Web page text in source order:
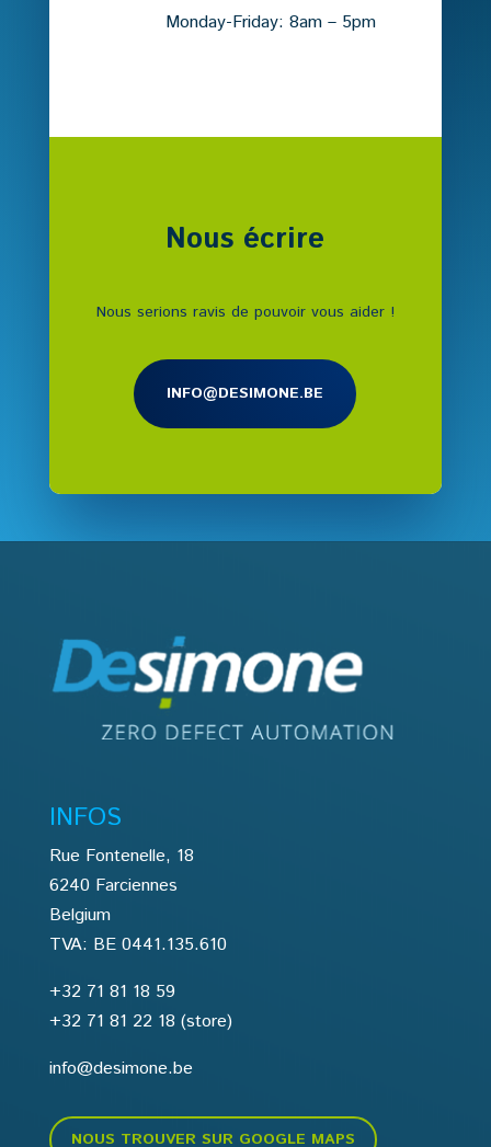
Monday-Friday: 8am – 5pm
Nous écrire
Nous serions ravis de pouvoir vous aider !
INFO@DESIMONE.BE
INFOS
Rue Fontenelle, 18
6240 Farciennes
Belgium
TVA: BE 0441.135.610
+32 71 81 18 59
+32 71 81 22 18 (store)
info@desimone.be
NOUS TROUVER SUR GOOGLE MAPS